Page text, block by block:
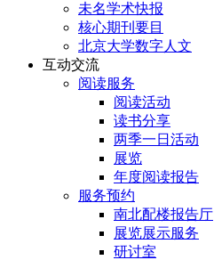
未名学术快报
核心期刊要目
北京大学数字人文
互动交流
阅读服务
阅读活动
读书分享
两季一日活动
展览
年度阅读报告
服务预约
南北配楼报告厅
展览展示服务
研讨室